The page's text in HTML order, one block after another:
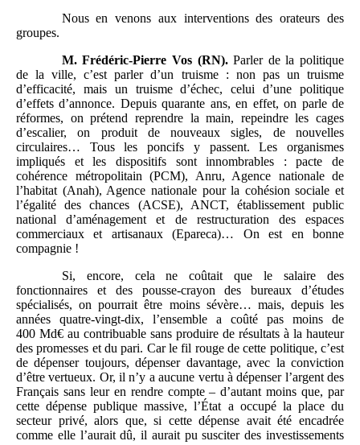
Nous en venons aux interventions des orateurs des
groupes.
M. Frédéric-Pierre Vos (RN).Parler de la politique
de la ville, c’est parler d’un truisme : non pas un truisme
d’efficacité, mais un truisme d’échec, celui d’une politique
d’effets d’annonce. Depuis quarante ans, en effet, on parle de
réformes, on prétend reprendre la main, repeindre les cages
d’escalier, on produit de nouveaux sigles, de nouvelles
circulaires… Tous les poncifs y passent. Les organismes
impliqués et les dispositifs sont innombrables : pacte de
cohérence métropolitain (PCM), Anru, Agence nationale de
l’habitat (Anah), Agence nationale pour la cohésion sociale et
l’égalité des chances (ACSE), ANCT, établissement public
national d’aménagement et de restructuration des espaces
commerciaux et artisanaux (Epareca)… On est en bonne
compagnie !
Si, encore, cela ne coûtait que le salaire des
fonctionnaires et des pousse-crayon des bureaux d’études
spécialisés, on pourrait être moins sévère… mais, depuis les
années quatre-vingt-dix, l’ensemble a coûté pas moins de
400 Md€ au contribuable sans produire de résultats à la hauteur
des promesses et du pari. Car le fil rouge de cette politique, c’est
de dépenser toujours, dépenser davantage, avec la conviction
d’être vertueux. Or, il n’y a aucune vertu à dépenser l’argent des
Français sans leur en rendre compte – d’autant moins que, par
cette dépense publique massive, l’État a occupé la place du
secteur privé, alors que, si cette dépense avait été encadrée
comme elle l’aurait dû, il aurait pu susciter des investissements